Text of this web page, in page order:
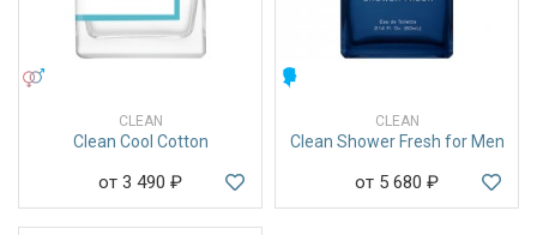
CLEAN
Clean Cool Cotton
от 3 490 ₽
CLEAN
Clean Shower Fresh for Men
от 5 680 ₽